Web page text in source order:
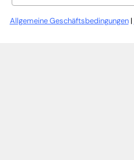
Allgemeine Geschäftsbedingungen|